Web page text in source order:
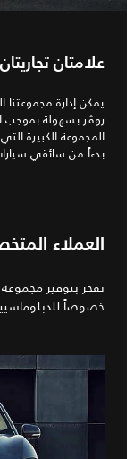
علامتان
يمكن إدارة
روڤر بسهولة بموجب
المجموعة الكبيرة
بدءاً من سائقي
العملاء
نفخر بتوفير
خصوصاً